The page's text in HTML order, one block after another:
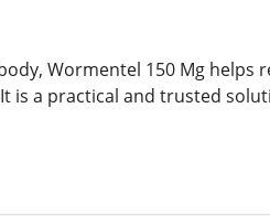
Wormentel 150 Mg
is a practical and trusted